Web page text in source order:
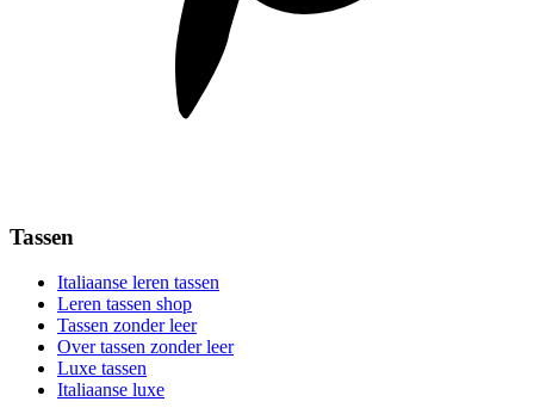
Tassen
Italiaanse leren tassen
Leren tassen shop
Tassen zonder leer
Over tassen zonder leer
Luxe tassen
Italiaanse luxe